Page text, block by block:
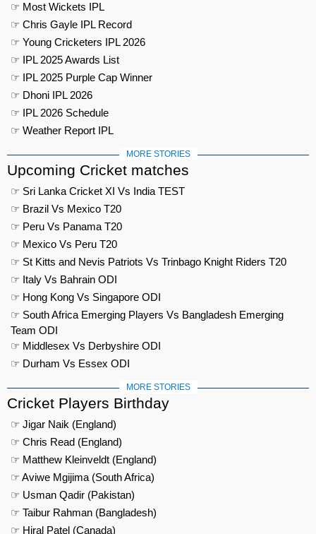
☞ Most Wickets IPL
☞ Chris Gayle IPL Record
☞ Young Cricketers IPL 2026
☞ IPL 2025 Awards List
☞ IPL 2025 Purple Cap Winner
☞ Dhoni IPL 2026
☞ IPL 2026 Schedule
☞ Weather Report IPL
MORE STORIES
Upcoming Cricket matches
☞ Sri Lanka Cricket XI Vs India TEST
☞ Brazil Vs Mexico T20
☞ Peru Vs Panama T20
☞ Mexico Vs Peru T20
☞ St Kitts and Nevis Patriots Vs Trinbago Knight Riders T20
☞ Italy Vs Bahrain ODI
☞ Hong Kong Vs Singapore ODI
☞ South Africa Emerging Players Vs Bangladesh Emerging
Team ODI
☞ Middlesex Vs Derbyshire ODI
☞ Durham Vs Essex ODI
MORE STORIES
Cricket Players Birthday
☞ Jigar Naik (England)
☞ Chris Read (England)
☞ Matthew Kleinveldt (England)
☞ Aviwe Mgijima (South Africa)
☞ Usman Qadir (Pakistan)
☞ Taibur Rahman (Bangladesh)
☞ Hiral Patel (Canada)